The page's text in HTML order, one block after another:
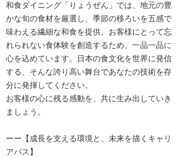
和食ダイニング「りょうぜん」では、地元の豊
かな旬の食材を厳選し、季節の移ろいを五感で
味わえる繊細な和食を提供。お客様にとって忘
れられない食体験を創造するため、一品一品に
心を込めています。日本の食文化を世界に発信
する、そんな誇り高い舞台であなたの技術を存
分に発揮してください。
お客様の心に残る感動を、共に生み出していき
ましょう。
ーー【成長を支える環境と、未来を描くキャリ
アパス】